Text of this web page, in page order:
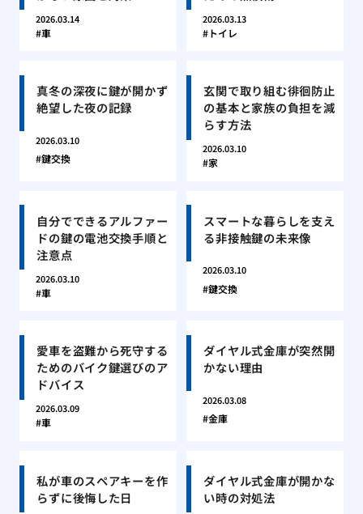
2026.03.14
車
2026.03.13
トイレ
真冬の深夜に鍵が開かず
絶望した夜の記録
2026.03.10
鍵交換
玄関で取り組む徘徊防止
の基本と家族の負担を減
らす方法
2026.03.10
家
自分でできるアルファー
ドの鍵の電池交換手順と
注意点
2026.03.10
車
スマートな暮らしを支え
る非接触鍵の未来像
2026.03.10
鍵交換
愛車を盗難から死守する
ためのバイク鍵選びのア
ドバイス
2026.03.09
車
ダイヤル式金庫が突然開
かない理由
2026.03.08
金庫
私が車のスペアキーを作
らずに後悔した日
ダイヤル式金庫が開かな
い時の対処法